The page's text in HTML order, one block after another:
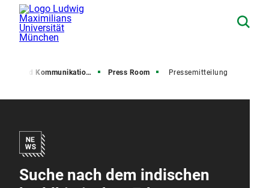
und Kommunikation (PuK) Press Room Pressemitteilung
Suche nach dem indischen